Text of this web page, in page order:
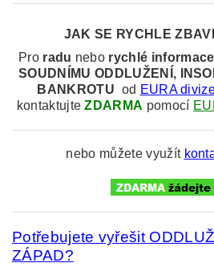
JAK SE RYCHLE
Pro radu nebo rychlé
SOUDNÍMU ODDLUŽENÍ,
BANKROTU od EURA
kontaktujteZDARMA pomocí
nebo můžete využít
Potřebujete vyřešit
ZÁPAD?